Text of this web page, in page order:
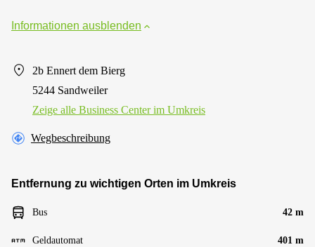
Informationen ausblenden
2b Ennert dem Bierg
5244 Sandweiler
Zeige alle Business Center im Umkreis
Wegbeschreibung
Entfernung zu wichtigen Orten im Umkreis
Bus 42 m
Geldautomat 401 m